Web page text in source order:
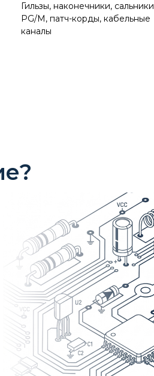
Гильзы, наконечники, сальники
PG/M, патч-корды, кабельные
каналы